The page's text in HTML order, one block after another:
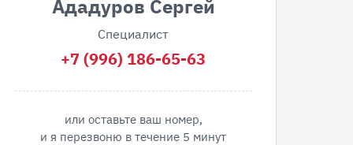
Ададуров Сергей
Специалист
+7 (996) 186-65-63
или оставьте ваш номер,
и я перезвоню в течение 5 минут